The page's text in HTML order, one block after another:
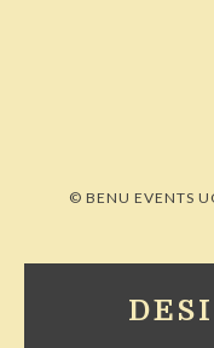
© BENU EVENTS